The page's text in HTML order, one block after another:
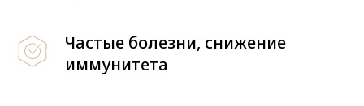
Частые болезни, снижение
иммунитета